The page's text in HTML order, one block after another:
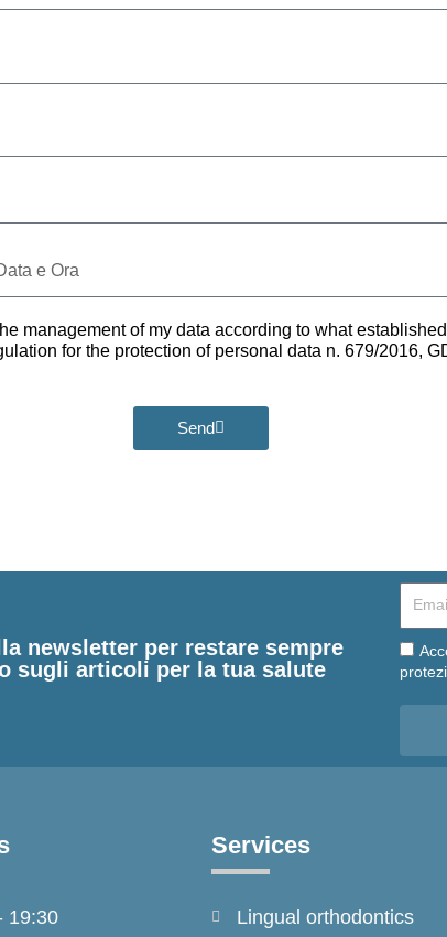
management of my data according to what
for the protection of personal data n. 679/2016,
Send
newsletter per restare sempre
sugli articoli per la tua salute
Email
Email
19:30
Services
Lingual orthodontics